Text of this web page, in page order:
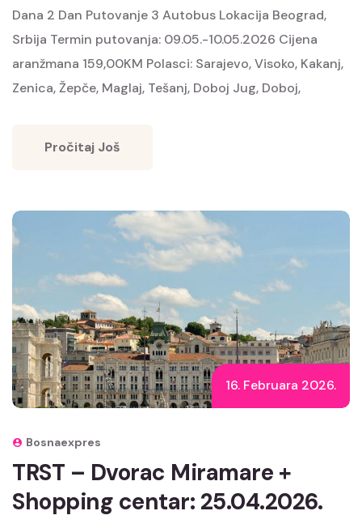
Dana 2 Dan Putovanje 3 Autobus Lokacija Beograd,
Srbija Termin putovanja: 09.05.-10.05.2026 Cijena
aranžmana 159,00KM Polasci: Sarajevo, Visoko, Kakanj,
Zenica, Žepče, Maglaj, Tešanj, Doboj Jug, Doboj,
Pročitaj Još
16. Februara 2026.
Bosnaexpres
TRST – Dvorac Miramare +
Shopping centar: 25.04.2026.